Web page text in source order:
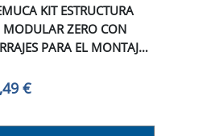
KIT ESTRUCTURA
MODULAR ZERO CON
PARA EL MONTAJE
COLOR PIEDRA, 1 KIT
€